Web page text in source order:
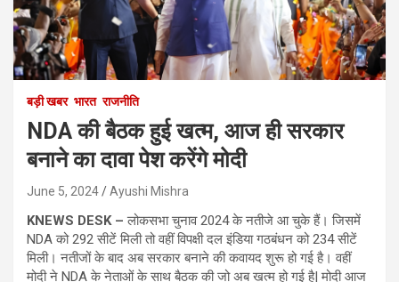
बड़ी खबर भारत राजनीति
NDA की बैठक हुई खत्म, आज ही सरकार
बनाने का दावा पेश करेंगे मोदी
June 5, 2024 Ayushi Mishra
KNEWS DESK –लोकसभा चुनाव 2024 के नतीजे आ चुके हैं। जिसमें
NDA को 292 सीटें मिली तो वहीं विपक्षी दल इंडिया गठबंधन को 234 सीटें
मिली। नतीजों के बाद अब सरकार बनाने की कवायद शुरू हो गई है। वहीं
मोदी ने NDA के नेताओं के साथ बैठक की जो अब खत्म हो गई है| मोदी आज